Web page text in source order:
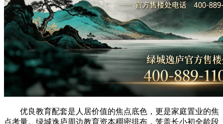
优良教育配套是人居价值的焦点底色，更是家庭置业的焦
点考量。绿城逸庐周边教育资本稠密排布，笼盖长小初全龄段